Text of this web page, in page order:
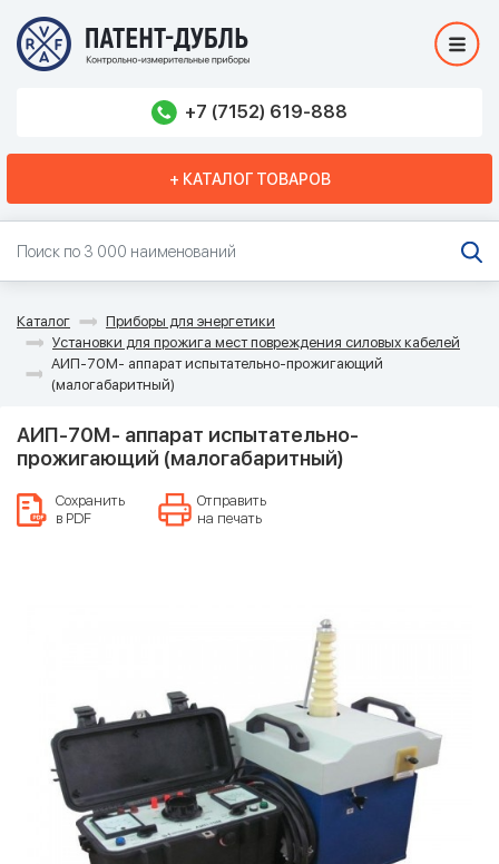
+7 (7152) 619-888
+ КАТАЛОГ ТОВАРОВ
Каталог
Приборы для энергетики
Установки для прожига мест повреждения силовых кабелей
АИП-70М- аппарат испытательно-прожигающий
(малогабаритный)
АИП-70М- аппарат испытательно-
прожигающий (малогабаритный)
Сохранить
в PDF
Отправить
на печать